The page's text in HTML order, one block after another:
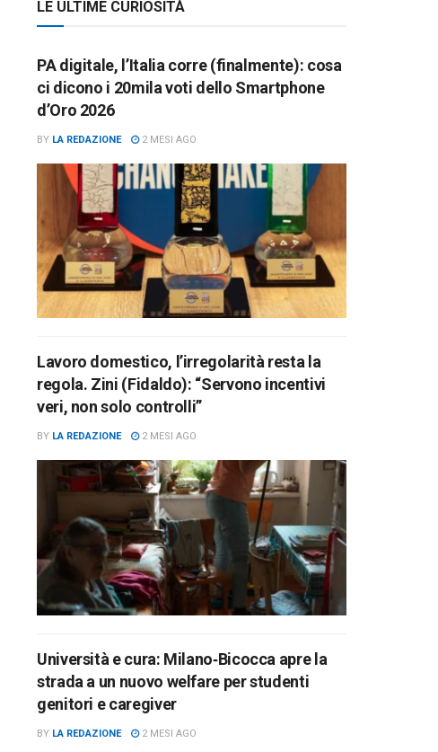
LE ULTIME CURIOSITÀ
PA digitale, l’Italia corre (finalmente): cosa
ci dicono i 20mila voti dello Smartphone
d’Oro 2026
BY LA REDAZIONE 2 MESI AGO
Lavoro domestico, l’irregolarità resta la
regola. Zini (Fidaldo): “Servono incentivi
veri, non solo controlli”
BY LA REDAZIONE 2 MESI AGO
Università e cura: Milano‑Bicocca apre la
strada a un nuovo welfare per studenti
genitori e caregiver
BY LA REDAZIONE 2 MESI AGO